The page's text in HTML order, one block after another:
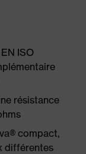
ISO
résistance
compact,
différentes